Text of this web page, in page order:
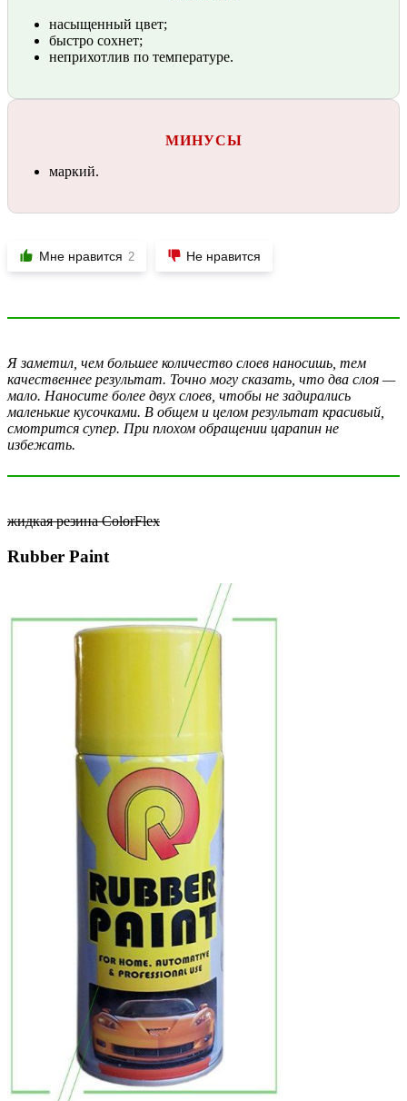
насыщенный цвет;
быстро сохнет;
неприхотлив по температуре.
МИНУСЫ
маркий.
Мне нравится 2 Не нравится
Я заметил, чем большее количество слоев наносишь, тем
качественнее результат. Точно могу сказать, что два слоя —
мало. Наносите более двух слоев, чтобы не задирались
маленькие кусочками. В общем и целом результат красивый,
смотрится супер. При плохом обращении царапин не
избежать.
жидкая резина ColorFlex
Rubber Paint